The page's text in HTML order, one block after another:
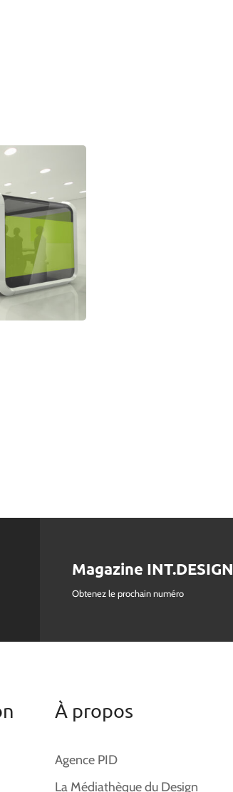
Magazine INT.DESIGN
Obtenez le prochain numéro
À propos
Agence PID
La Médiathèque du Design